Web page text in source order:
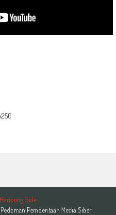
Bandung Side
Pedoman Pemberitaan Media Siber